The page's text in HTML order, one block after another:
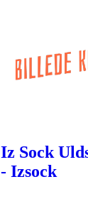
Iz Sock
- Izsock